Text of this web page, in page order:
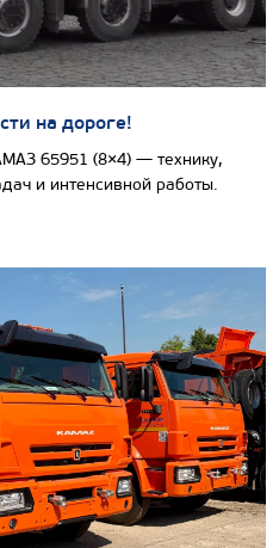
CHAMELEON-11
на дороге!
65951 (8×4) — технику,
и интенсивной работы.